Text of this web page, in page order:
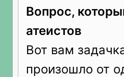
Вопрос,
атеистов
Вот вам
произошло от